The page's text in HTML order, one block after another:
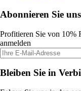
Abonnieren Sie
Profitieren Sie von 10%
anmelden
Bleiben Sie in